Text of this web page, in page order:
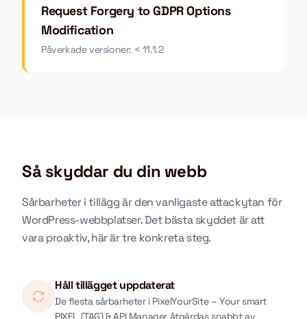
Request Forgery to GDPR Options
Modification
Påverkade versioner: < 11.1.2
Så skyddar du din webb
Sårbarheter i tillägg är den vanligaste attackytan för
WordPress-webbplatser. Det bästa skyddet är att
vara proaktiv, här är tre konkreta steg.
Håll tillägget uppdaterat
De flesta sårbarheter i PixelYourSite – Your smart
PIXEL (TAG) & API Manager åtgärdas snabbt av